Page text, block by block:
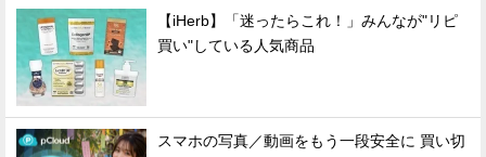
【iHerb】「迷ったらこれ！」みんなが"リピ
買い"している人気商品
スマホの写真／動画をもう一段安全に 買い切